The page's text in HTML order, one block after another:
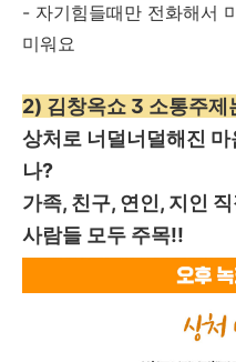
- 자기힘들때만 전화해서
미워요
2) 김창옥쇼 3 소통주제
상처로 너덜너덜해진
나?
가족, 친구, 연인, 지인
사람들 모두 주목!!